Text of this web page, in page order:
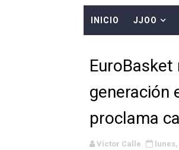
INICIO JJOO
generación
proclama
Víctor Calle